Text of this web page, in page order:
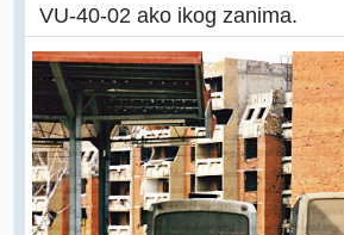
VU-40-02 ako ikog zanima.